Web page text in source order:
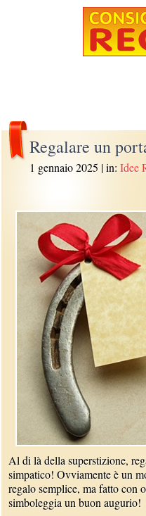
Regalare un
1 gennaio 2025 | in:Idee
Al di là della superstizione,
simpatico! Ovviamente è un
regalo semplice, ma fatto con
simboleggia un buon augurio!